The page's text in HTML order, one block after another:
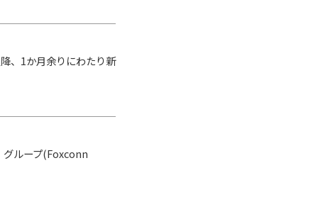
、1か月余りにわたり新
グループ(Foxconn